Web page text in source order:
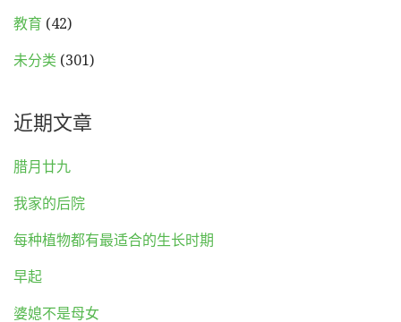
教育 (42)
未分类 (301)
近期文章
腊月廿九
我家的后院
每种植物都有最适合的生长时期
早起
婆媳不是母女